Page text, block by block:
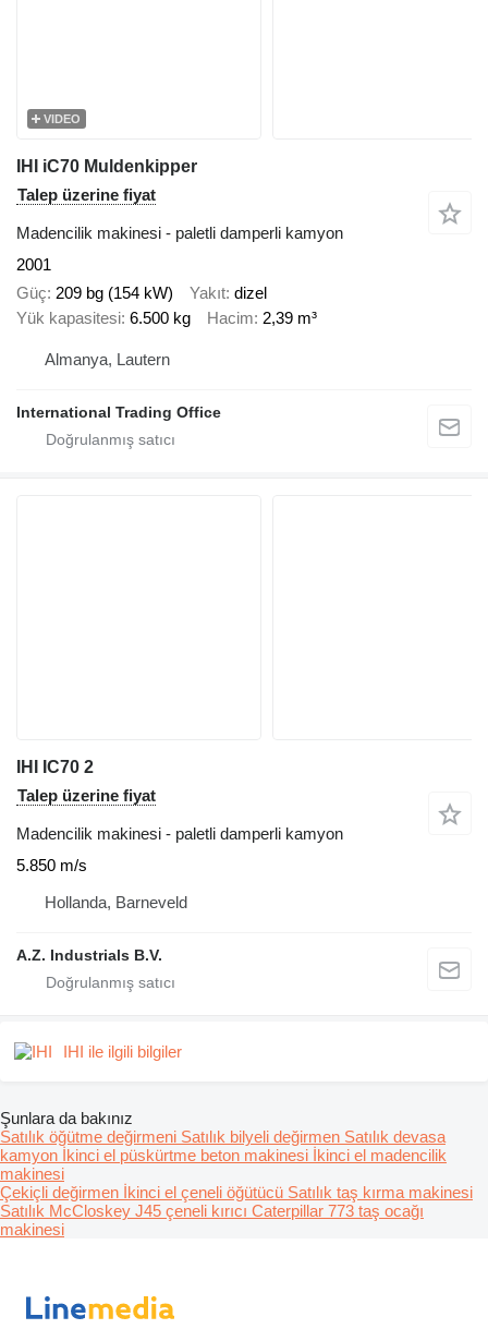
VIDEO
IHI iC70 Muldenkipper
Talep üzerine fiyat
Madencilik makinesi - paletli damperli kamyon
2001
Güç 209 bg (154 kW) Yakıt dizel
Yük kapasitesi 6.500 kg Hacim 2,39 m³
Almanya, Lautern
International Trading Office
IHI IC70 2
Talep üzerine fiyat
Madencilik makinesi - paletli damperli kamyon
5.850 m/s
Hollanda, Barneveld
A.Z. Industrials B.V.
IHI ile ilgili bilgiler
Şunlara da bakınız
Satılık öğütme değirmeni Satılık bilyeli değirmen Satılık devasa
kamyon İkinci el püskürtme beton makinesi İkinci el madencilik
makinesi
Çekiçli değirmen İkinci el çeneli öğütücü Satılık taş kırma makinesi
Satılık McCloskey J45 çeneli kırıcı Caterpillar 773 taş ocağı
makinesi